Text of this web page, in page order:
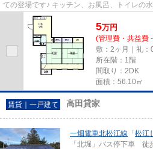
ての登場です♪ キッチン、お風呂、トイレの
ます！ 和室も広々としてま...
5万円
(管理費・共益費
敷：2ヶ月｜礼：
所在階：1階
間取り：2DK
面積：56.10㎡
賃貸｜一戸建て 高田貸家
一畑電車北松江線 「 松江
「北堀」バス停下車 徒